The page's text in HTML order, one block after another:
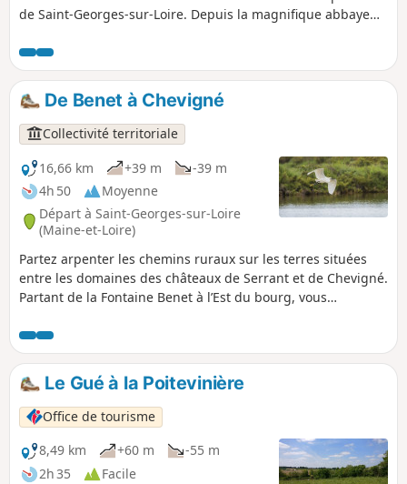
de Saint-Georges-sur-Loire. Depuis la magnifique abbaye
l’histoire de la commune à travers les 14 points d’intérêts
signalés par des panneaux explicatifs.
De Benet à Chevigné
Collectivité territoriale
16,66 km
+39 m
-39 m
4h 50
Moyenne
Départ à Saint-Georges-sur-Loire
(Maine-et-Loire)
Partez arpenter les chemins ruraux sur les terres situées
entre les domaines des châteaux de Serrant et de Chevigné.
Partant de la Fontaine Benet à l’Est du bourg, vous
(Chèvre Pendue, Beauchêne) pour rejoindre l’Étang de
Chevigné, vaste plan d’eau abritant de nombreuses espèces
d’oiseaux rares voire menacées, et qui classé Espace
Naturel Sensible.
Le Gué à la Poitevinière
Office de tourisme
8,49 km
+60 m
-55 m
2h 35
Facile